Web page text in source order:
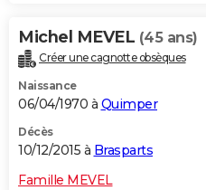
Michel MEVEL (45 ans)
Créer une cagnotte obsèques
Naissance
06/04/1970 à Quimper
Décès
10/12/2015 à Brasparts
Famille MEVEL